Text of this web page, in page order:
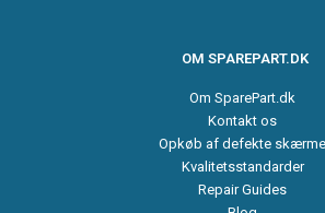
OM SPAREPART.DK
Om SparePart.dk
Kontakt os
Opkøb af defekte skærme
Kvalitetsstandarder
Repair Guides